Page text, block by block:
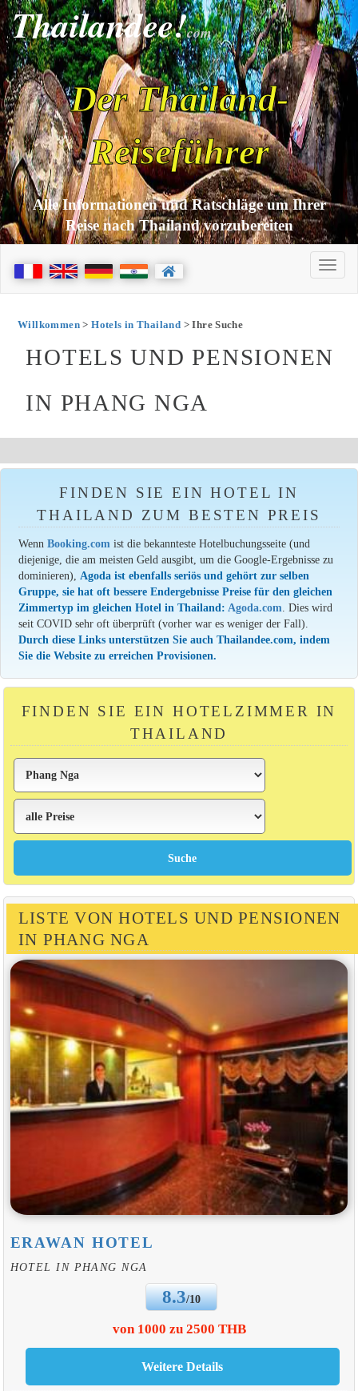
Thailandee!com
Der Thailand-
Reiseführer
Alle Informationen und Ratschläge um Ihrer
Reise nach Thailand vorzubereiten
Willkommen>Hotels in Thailand > Ihre Suche
HOTELS UND PENSIONEN
IN PHANG NGA
FINDEN SIE EIN HOTEL IN
THAILAND ZUM BESTEN PREIS
WennBooking.comist die bekannteste Hotelbuchungsseite (und
diejenige, die am meisten Geld ausgibt, um die Google-Ergebnisse zu
dominieren),Agoda ist ebenfalls seriös und gehört zur selben
Gruppe, sie hat oft bessere Endergebnisse Preise für den gleichen
Zimmertyp im gleichen Hotel in Thailand:Agoda.com. Dies wird
seit COVID sehr oft überprüft (vorher war es weniger der Fall).
Durch diese Links unterstützen Sie auch Thailandee.com, indem
Sie die Website zu erreichen Provisionen.
FINDEN SIE EIN HOTELZIMMER IN
THAILAND
LISTE VON HOTELS UND PENSIONEN
IN PHANG NGA
ERAWAN HOTEL
HOTEL IN PHANG NGA
8.3/10
von 1000 zu 2500 THB